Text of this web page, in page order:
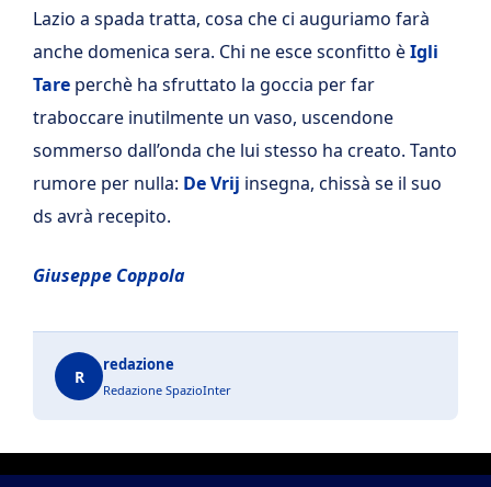
Lazio a spada tratta, cosa che ci auguriamo farà
anche domenica sera. Chi ne esce sconfitto èIgli
Tare perchè ha sfruttato la goccia per far
traboccare inutilmente un vaso, uscendone
sommerso dall’onda che lui stesso ha creato. Tanto
rumore per nulla: De Vrij insegna, chissà se il suo
ds avrà recepito.
Giuseppe Coppola
R
redazione
Redazione SpazioInter